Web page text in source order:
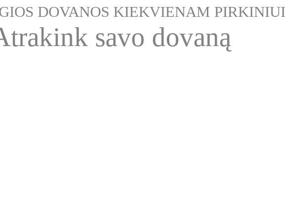
DOVANOS KIEKVIENAM PIRKINIUI
savo dovaną